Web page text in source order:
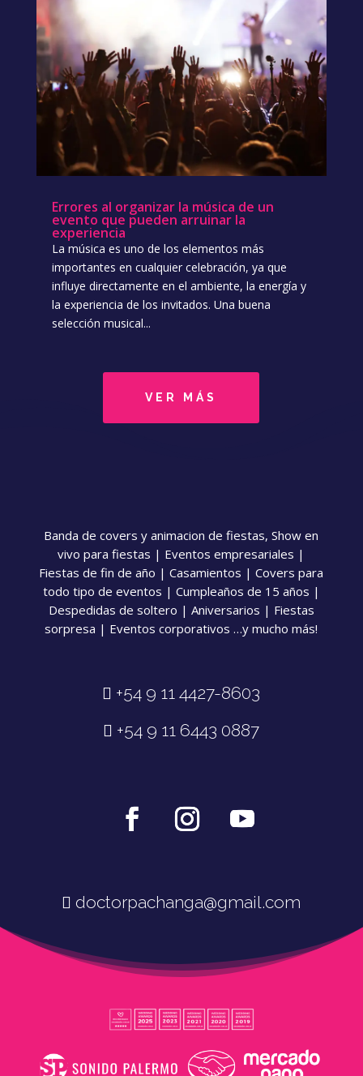
Errores al organizar la música de un
evento que pueden arruinar la
experiencia
La música es uno de los elementos más
importantes en cualquier celebración, ya que
influye directamente en el ambiente, la energía y
la experiencia de los invitados. Una buena
selección musical...
VER MÁS
Banda de covers y animacion de fiestas, Show en
vivo para fiestas | Eventos empresariales |
Fiestas de fin de año | Casamientos | Covers para
todo tipo de eventos | Cumpleaños de 15 años |
Despedidas de soltero | Aniversarios | Fiestas
sorpresa | Eventos corporativos …y mucho más!
+54 9 11 4427-8603
+54 9 11 6443 0887
doctorpachanga@gmail.com